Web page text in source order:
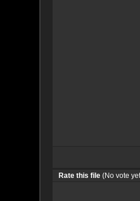
Rate this file (No vote